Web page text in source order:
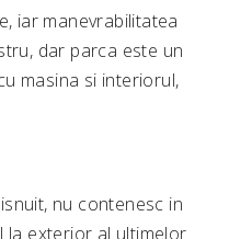
iar manevrabilitatea
dar parca este un
masina si interiorul,
nu contenesc in
la exterior al ultimelor